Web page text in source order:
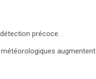
précoce.
augmentent